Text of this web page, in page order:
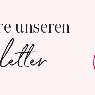
unseren